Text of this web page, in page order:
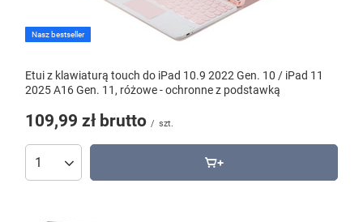
Nasz bestseller
Etui z klawiaturą touch do iPad 10.9 2022 Gen. 10 / iPad 11
2025 A16 Gen. 11, różowe - ochronne z podstawką
109,99 zł brutto / szt.